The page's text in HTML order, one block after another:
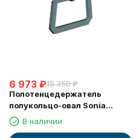
6 973 ₽15 350 ₽
Полотенцедержатель
полукольцо-овал Sonia
182466В наличии